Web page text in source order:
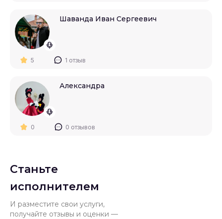
Шаванда Иван Сергеевич
5 1 отзыв
Александра
0 0 отзывов
Станьте
исполнителем
И разместите свои услуги,
получайте отзывы и оценки —